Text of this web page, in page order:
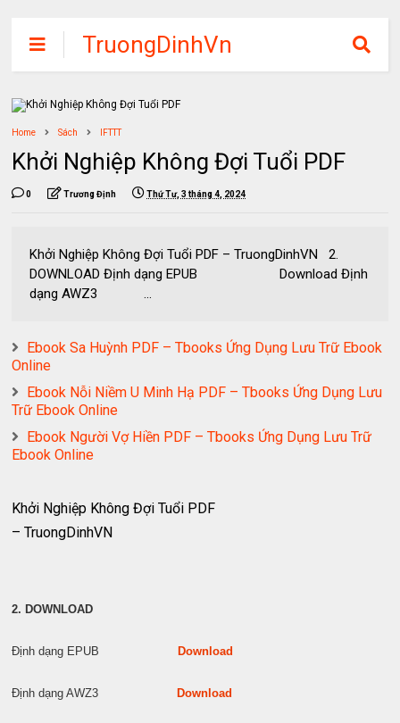
TruongDinhVn
Chia sẽ ebook,
các khóa học,
phần mềm học
tập miễn phí
Home Sách IFTTT
Khởi Nghiệp Không Đợi Tuổi PDF
0 Trương Định Thứ Tư, 3 tháng 4, 2024
Khởi Nghiệp Không Đợi Tuổi PDF – TruongDinhVN 2.
DOWNLOAD Định dạng EPUB Download Định
dạng AWZ3 ...
Ebook Sa Huỳnh PDF – Tbooks Ứng Dụng Lưu Trữ Ebook
Online
Ebook Nỗi Niềm U Minh Hạ PDF – Tbooks Ứng Dụng Lưu
Trữ Ebook Online
Ebook Người Vợ Hiền PDF – Tbooks Ứng Dụng Lưu Trữ
Ebook Online
Khởi Nghiệp Không Đợi Tuổi PDF
– TruongDinhVN
2. DOWNLOAD
Định dạng EPUB Download
Định dạng AWZ3 Download